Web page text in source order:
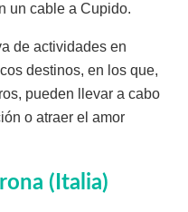
un cable a Cupido.
de actividades en
destinos, en los que,
pueden llevar a cabo
o atraer el amor
(Italia)